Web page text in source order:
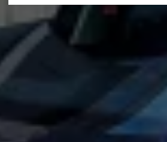
Vorgängermodelle
Kundeninformationen
Volkswagen
Warn- und
Digitale
Elektromobilität
Volkswagen R